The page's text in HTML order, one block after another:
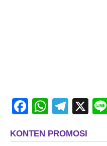
FacebookWhatsAppTelegram
X